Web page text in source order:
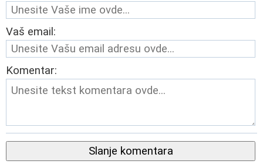
Vaš email:
Komentar:
Slanje komentara